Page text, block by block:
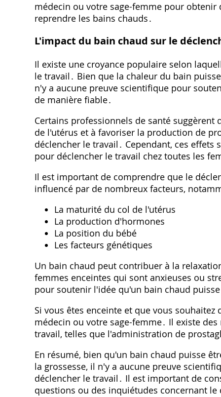
médecin ou votre sage-femme pour
reprendre les bains chauds․
L'impact du bain chaud sur le
Il existe une croyance populaire selon
le travail․ Bien que la chaleur du bain
n'y a aucune preuve scientifique pour
de manière fiable․
Certains professionnels de santé
de l'utérus et à favoriser la production de
déclencher le travail․ Cependant, ces
pour déclencher le travail chez toutes les
Il est important de comprendre que le
influencé par de nombreux facteurs,
La maturité du col de l'utérus
La production d'hormones
La position du bébé
Les facteurs génétiques
Un bain chaud peut contribuer à la
femmes enceintes qui sont anxieuses ou
pour soutenir l'idée qu'un bain chaud
Si vous êtes enceinte et que vous
médecin ou votre sage-femme․ Il existe
travail, telles que l'administration de
En résumé, bien qu'un bain chaud puisse
la grossesse, il n'y a aucune preuve
déclencher le travail․ Il est important de
questions ou des inquiétudes concernant